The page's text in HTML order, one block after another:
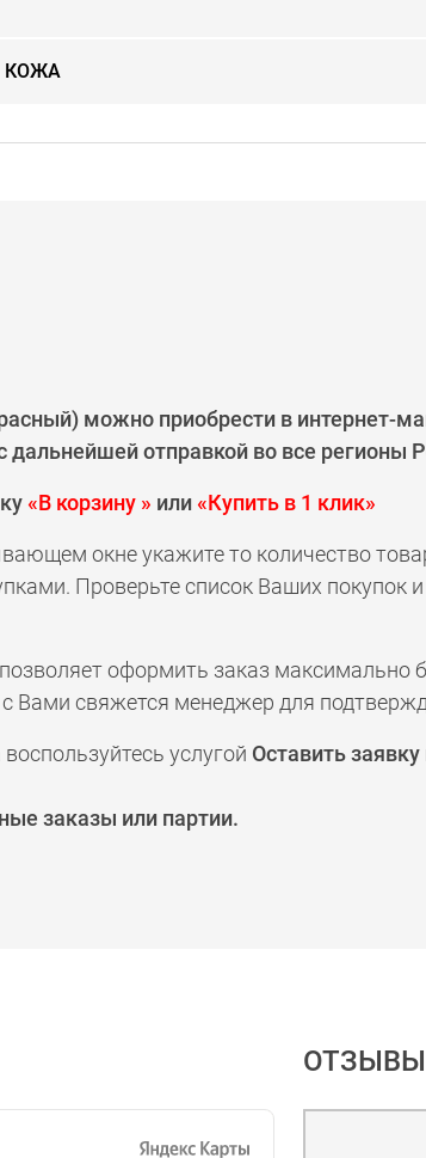
КОЖА
можно приобрести в интернет-
дальнейшей отправкой во все регионы
«В корзину » или«Купить в 1 клик»
окне укажите то количество
Проверьте список Ваших покупок
оформить заказ
Вами свяжется менеджер для
услугой Оставить
заказы или партии.
ОТЗЫВЫ